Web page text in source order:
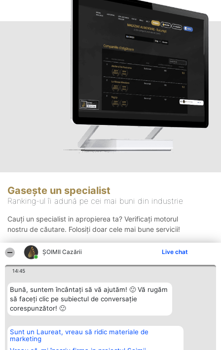
ȘOIMII Cazării Live chat
14:45
Bună, suntem încântați să vă ajutăm! 🙂 Vă rugăm
să faceți clic pe subiectul de conversație
corespunzător! 🙂
Sunt un Laureat, vreau să ridic materiale de
marketing
Gasește un specialist
Ranking-ul îi adună pe cei mai buni din industrie
Cauți un specialist in apropierea ta? Verificați motorul
nostru de căutare. Folosiți doar cele mai bune servicii!
Organizator Ranking
BRIGHT SOLUTIONS BR SRL
Aleea Timisul De Sus 2 Bl. A30
Plebiscyt
Lista Tuturor
Contact